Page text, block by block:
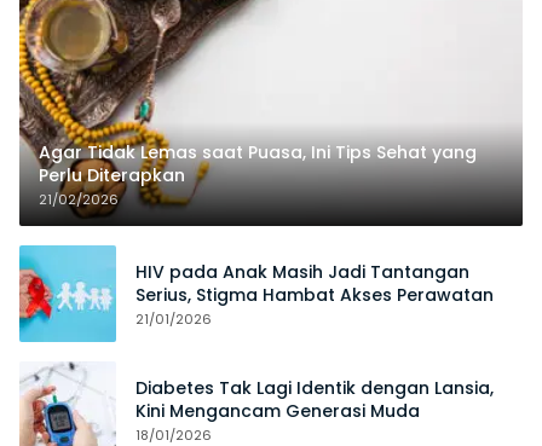
Agar Tidak Lemas saat Puasa, Ini Tips Sehat yang
Perlu Diterapkan
21/02/2026
HIV pada Anak Masih Jadi Tantangan
Serius, Stigma Hambat Akses Perawatan
21/01/2026
Diabetes Tak Lagi Identik dengan Lansia,
Kini Mengancam Generasi Muda
18/01/2026